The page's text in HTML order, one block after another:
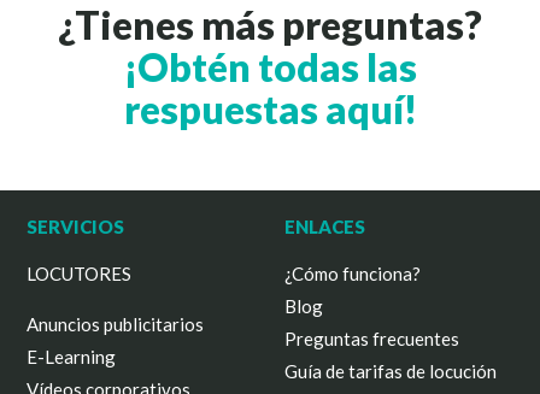
¿Tienes más preguntas?
¡Obtén todas las
respuestas aquí!
SERVICIOS
LOCUTORES
Anuncios publicitarios
E-Learning
Vídeos corporativos
ENLACES
¿Cómo funciona?
Blog
Preguntas frecuentes
Guía de tarifas de locución